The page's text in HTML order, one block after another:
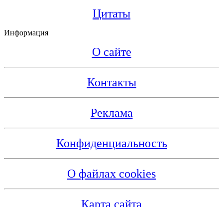
Цитаты
Информация
О сайте
Контакты
Реклама
Конфиденциальность
О файлах cookies
Карта сайта